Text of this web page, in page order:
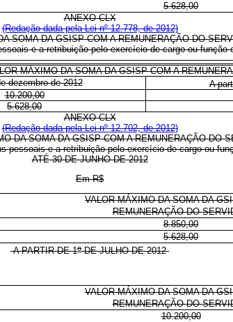
5.628,00
ANEXO CLX
(Redação dada pela Lei nº 12.778, de 2012)
SOMA DA GSISP COM A REMUNERAÇÃO DO
e a retribuição pelo exercício de cargo ou função
MÁXIMO DA SOMA DA GSISP COM A
dezembro de 2012
A
10.200,00
5.628,00
ANEXO CLX
(Redação dada pela Lei nº 12.702, de 2012)
DA SOMA DA GSISP COM A REMUNERAÇÃO DO
pessoais e a retribuição pelo exercício de cargo ou
ATÉ 30 DE JUNHO DE 2012
Em R$
VALOR MÁXIMO DA SOMA DA
REMUNERAÇÃO DO
8.850,00
5.628,00
A PARTIR DE 1oDE JULHO DE 2012
VALOR MÁXIMO DA SOMA DA
REMUNERAÇÃO DO
10.200,00